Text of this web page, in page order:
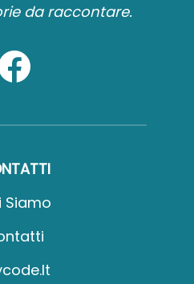
da raccontare.
Siamo